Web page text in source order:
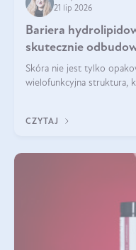
21 lip 2026
Bariera
skutecznie
Skóra nie jest tylko
wielofunkcyjna struktura,
bariera hydrolipidowa.
CZYTAJ